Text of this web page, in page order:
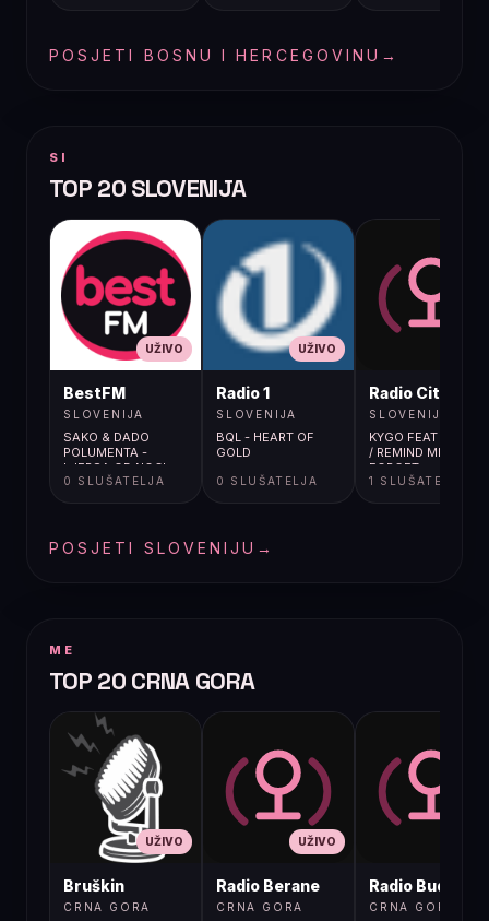
POSJETI BOSNU I HERCEGOVINU →
SI
TOP 20 SLOVENIJA
UŽIVO
BestFM
SLOVENIJA
SAKO & DADO
POLUMENTA -
LJEPSA OD NOCI
0 SLUŠATELJA
UŽIVO
Radio 1
SLOVENIJA
BQL - HEART OF
GOLD
0 SLUŠATELJA
Radio City
SLOVENIJA
KYGO FEAT MIGUEL
/ REMIND ME TO
FORGET
1 SLUŠATELJA
POSJETI SLOVENIJU →
ME
TOP 20 CRNA GORA
UŽIVO
Bruškin
CRNA GORA
UŽIVO
Radio Berane
CRNA GORA
Radio Budva
CRNA GORA